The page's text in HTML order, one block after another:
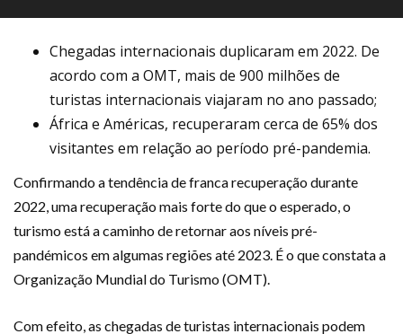
Chegadas internacionais duplicaram em 2022. De
acordo com a OMT, mais de 900 milhões de
turistas internacionais viajaram no ano passado;
África e Américas, recuperaram cerca de 65% dos
visitantes em relação ao período pré-pandemia.
Confirmando a tendência de franca recuperação durante
2022, uma recuperação mais forte do que o esperado, o
turismo está a caminho de retornar aos níveis pré-
pandémicos em algumas regiões até 2023. É o que constata a
Organização Mundial do Turismo (OMT).
Com efeito, as chegadas de turistas internacionais podem